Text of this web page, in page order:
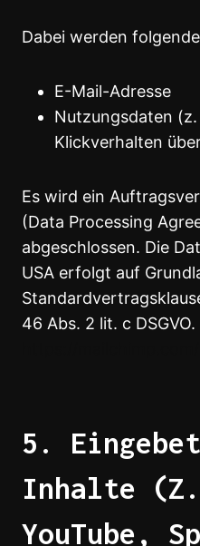
Dabei werden
E-Mail-Adresse
Nutzungsdaten
Klickverhalten
Es wird ein
(Data Processing
abgeschlossen. Die
USA erfolgt auf
46 Abs. 2 lit. c
5.
Inhalte
YouTube,